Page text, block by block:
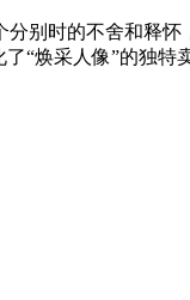
别时的不舍和释
“焕采人像”的独特